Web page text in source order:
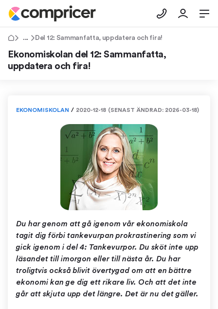
Tips & RådDel 12: Sammanfatta, uppdatera och fira!
Ekonomiskolan del 12: Sammanfatta,
uppdatera och fira!
EKONOMISKOLAN / 2020-12-18 (SENAST ÄNDRAD: 2026-03-18)
Du har genom att gå igenom vår ekonomiskola
tagit dig förbi tankevurpan prokrastinering som vi
gick igenom i del 4: Tankevurpor. Du sköt inte upp
läsandet till imorgon eller till nästa år. Du har
troligtvis också blivit övertygad om att en bättre
ekonomi kan ge dig ett rikare liv. Och att det inte
går att skjuta upp det längre. Det är nu det gäller.